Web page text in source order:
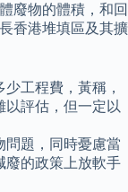
廢物的體積，和回
香港堆填區及其擴
工程費，黃稱，
以評估，但一定以
問題，同時憂慮當
廢的政策上放軟手